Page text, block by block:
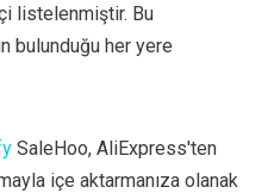
listelenmiştir. Bu
bulunduğu her yere
SaleHoo, AliExpress'ten
içe aktarmanıza olanak